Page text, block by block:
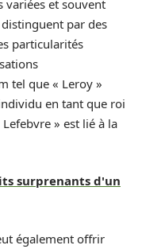
variées et souvent
par des
particularités
tel que « Leroy »
en tant que roi
» est lié à la
surprenants d'un
également offrir